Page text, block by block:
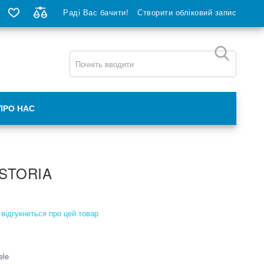
Раді Вас бачити! Створити обліковий запис
НАС
про цей товар